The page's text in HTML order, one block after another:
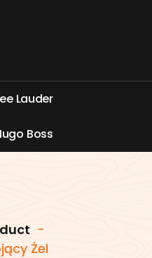
ee Lauder
ugo Boss
-
Żel